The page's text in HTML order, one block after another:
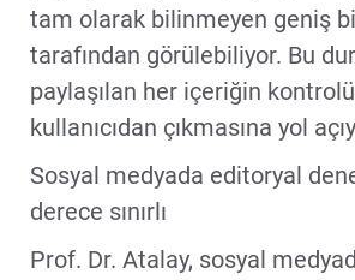
tam olarak bilinmeyen geniş
tarafından görülebiliyor. Bu
paylaşılan her içeriğin
kullanıcıdan çıkmasına yol
Sosyal medyada editoryal
derece sınırlı
Prof. Dr. Atalay, sosyal